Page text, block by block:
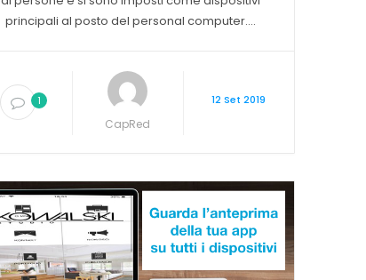
principali al posto del personal computer....
1
CapRed
12 Set 2019